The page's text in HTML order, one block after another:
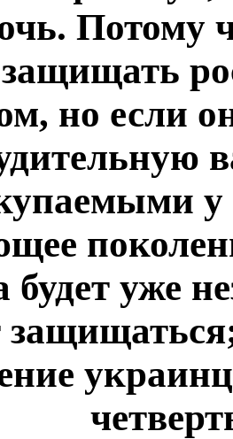
Потому
но если
будет уже